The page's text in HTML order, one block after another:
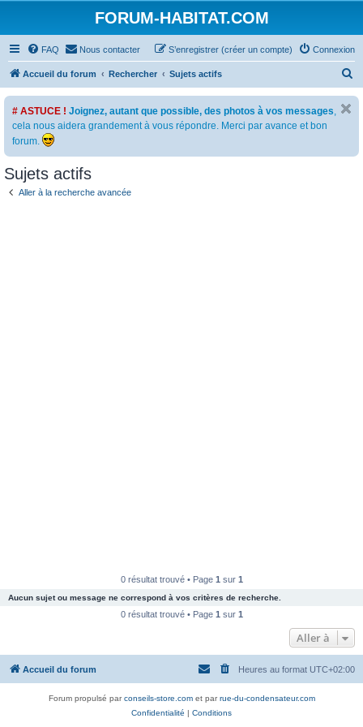
FORUM-HABITAT.COM
FAQ Nous contacter Connexion
S’enregistrer (créer un compte)
Accueil du forum Rechercher Sujets actifs
e
# ASTUCE ! Joignez, autant que possible, des photos à vos messages,
cela nous aidera grandement à vous répondre. Merci par avance et bon
forum.
Sujets actifs
Aller à la recherche avancée
0 résultat trouvé • Page 1 sur 1
Aucun sujet ou message ne correspond à vos critères de recherche.
0 résultat trouvé • Page 1 sur 1
Aller à
Accueil du forum Heures au format UTC+02:00
Forum propulsé parconseils-store.comet parrue-du-condensateur.com
Confidentialité | Conditions